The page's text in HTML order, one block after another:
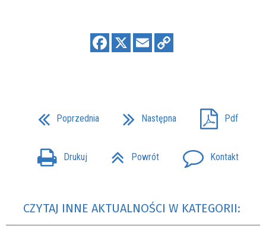
Poprzednia Następna Pdf
Drukuj Powrót Kontakt
CZYTAJ INNE AKTUALNOŚCI W KATEGORII: